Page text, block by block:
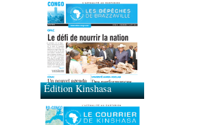
Édition Kinshasa